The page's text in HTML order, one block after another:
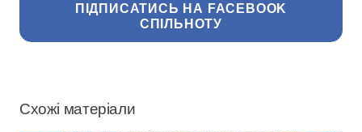
ПІДПИСАТИСЬ НА FACEBOOK
СПІЛЬНОТУ
Схожі матеріали